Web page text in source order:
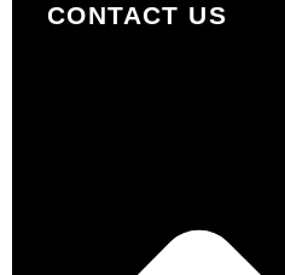
CONTACT US